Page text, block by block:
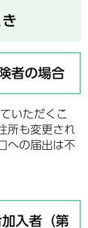
者の場合
いただくこ
所も変更され
への届出は不
入者（第